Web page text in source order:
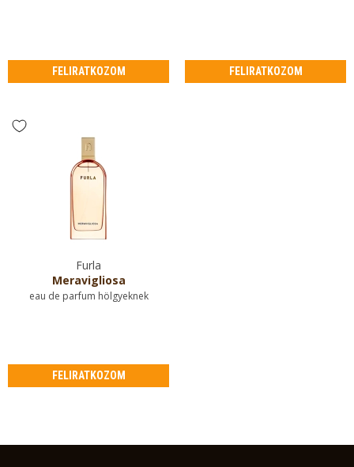
FELIRATKOZOM FELIRATKOZOM
Furla
Meravigliosa
eau de parfum hölgyeknek
FELIRATKOZOM